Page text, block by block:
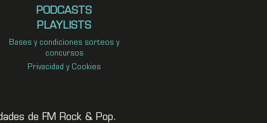
PODCASTS
PLAYLISTS
Bases y condiciones sorteos y
concursos
Privacidad y Cookies
de FM Rock & Pop.